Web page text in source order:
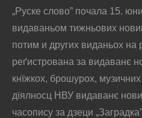
„Руске слово” почала 15.
видаваньом тижньових
потим и других виданьох на
реґистрована за видаванє
кнїжкох, брошурох,
дїялносц НВУ видаванє
часопису за дзеци